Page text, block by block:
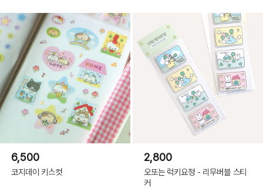
6,500
코지데이 키스컷
2,800
오또는 럭키요정 - 리무버블 스티
커